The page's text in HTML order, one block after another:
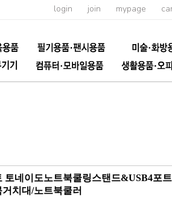
login join mypage
토네이도노트북쿨링스탠드&USB4포
거치대/노트북쿨러